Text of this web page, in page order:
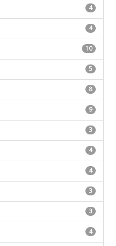
4
4
10
5
8
9
3
4
4
3
3
4